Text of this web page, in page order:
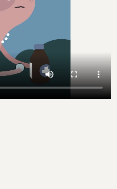
งการ Subscribe